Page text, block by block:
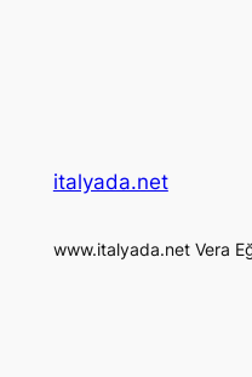
italyada.net
www.italyada.net Vera